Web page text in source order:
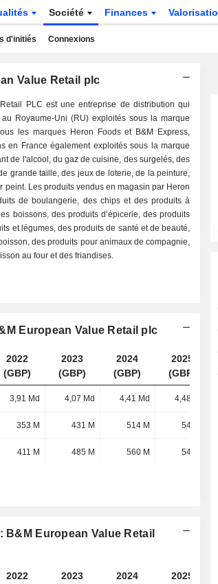
Société Finances
d'initiés Connexions
Value Retail plc
PLC est une entreprise de distribution qui
Royaume-Uni (RU) exploités sous la marque
les marques Heron Foods et B&M Express,
en France également exploités sous la marque
de l'alcool, du gaz de cuisine, des surgelés, des
grande taille, des jeux de loterie, de la peinture,
Les produits vendus en magasin par Heron
de boulangerie, des chips et des produits à
boissons, des produits d’épicerie, des produits
et légumes, des produits de santé et de beauté,
des produits pour animaux de compagnie,
au four et des friandises.
European Value Retail plc
2022
(GBP)
2023
(GBP)
2024
(GBP)
2025
(GBP)
3,91 Md 4,07 Md 4,41 Md 4,48 Md
353 M 431 M 514 M 542 M
411 M 485 M 560 M 546 M
European Value Retail
2022
2023
2024
2025